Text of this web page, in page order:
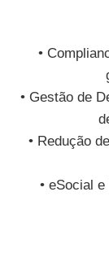
•
• Gestão de
• Redução
• eSocial